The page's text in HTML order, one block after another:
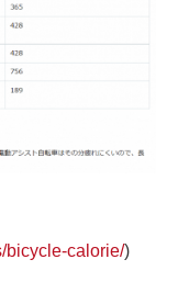
bicycle-calorie/)